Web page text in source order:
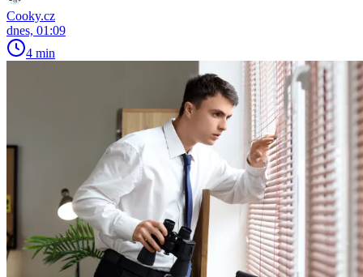
Cooky.cz
dnes, 01:09
4 min